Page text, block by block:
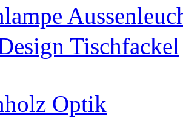
Tischfackel
Optik